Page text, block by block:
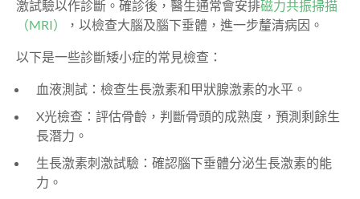
激試驗以作診斷。確診後，醫生通常會安排磁力共振掃描
（MRI）
，以檢查大腦及腦下垂體，進一步釐清病因。
以下是一些診斷矮小症的常見檢查：
血液測試：檢查生長激素和甲狀腺激素的水平。
X光檢查：評估骨齡，判斷骨頭的成熟度，預測剩餘生
長潛力。
生長激素刺激試驗：確認腦下垂體分泌生長激素的能
力。